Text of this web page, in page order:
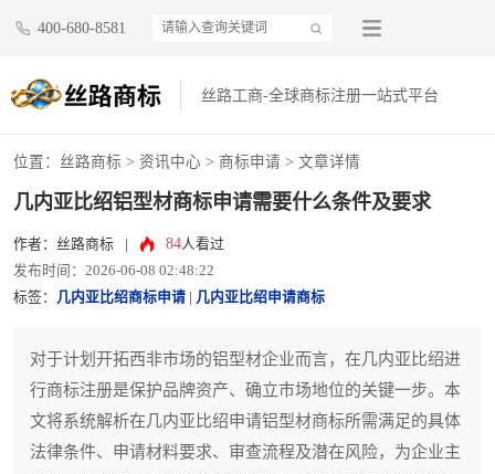
400-680-8581
丝路工商-全球商标注册一站式平台
位置： 丝路商标 > 资讯中心 > 商标申请 > 文章详情
几内亚比绍铝型材商标申请需要什么条件及要求
作者：丝路商标 84人看过
发布时间：2026-06-08 02:48:22
标签： 几内亚比绍商标申请 几内亚比绍申请商标
对于计划开拓西非市场的铝型材企业而言，在几内亚比绍进
行商标注册是保护品牌资产、确立市场地位的关键一步。本
文将系统解析在几内亚比绍申请铝型材商标所需满足的具体
法律条件、申请材料要求、审查流程及潜在风险，为企业主